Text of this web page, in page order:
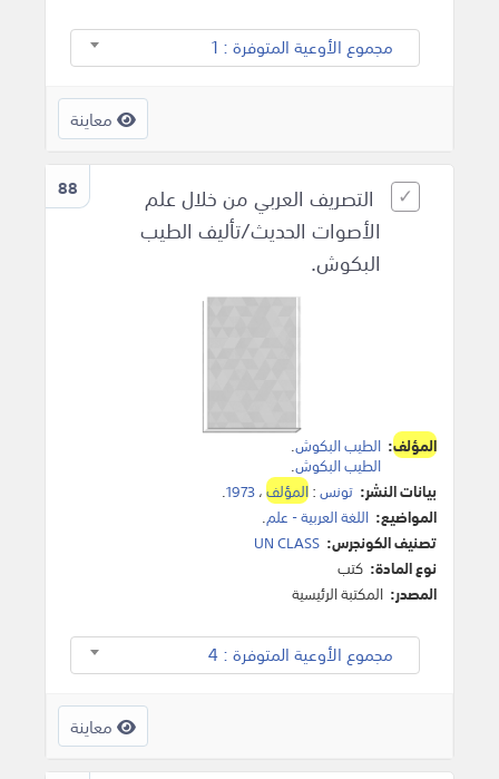
مجموع الأوعية المتوفرة : 1
معاينة
88
التصريف العربي من خلال علم
الأصوات الحديث/تأليف الطيب
البكوش.
المؤلف: الطيب البكوش.
الطيب البكوش.
بيانات النشر: تونس:المؤلف،1973
.
المواضيع: اللغة العربية - علم.
تصنيف الكونجرس: UN CLASS
نوع المادة: كتب
المصدر: المكتبة الرئيسية
مجموع الأوعية المتوفرة : 4
معاينة